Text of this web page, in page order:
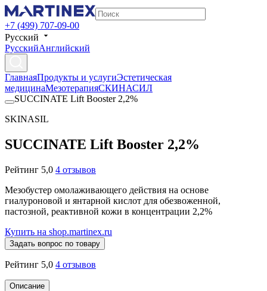
+7 (499) 707-09-00
Русский
РусскийАнглийский
ГлавнаяПродукты и услугиЭстетическая
медицинаМезотерапияСКИНАСИЛ
SUCCINATE Lift Booster 2,2%
SKINASIL
SUCCINATE Lift Booster 2,2%
Рейтинг 5,0 4 отзывов
Мезобустер омолаживающего действия на основе
гиалуроновой и янтарной кислот для обезвоженной,
пастозной, реактивной кожи в концентрации 2,2%
Купить на shop.martinex.ru
Задать вопрос по товару
Рейтинг 5,0 4 отзывов
Описание